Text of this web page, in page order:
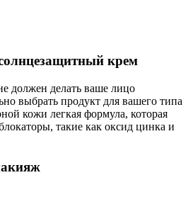
крем
должен делать ваше лицо
выбрать продукт для вашего типа
кожи легкая формула, которая
такие как оксид цинка и